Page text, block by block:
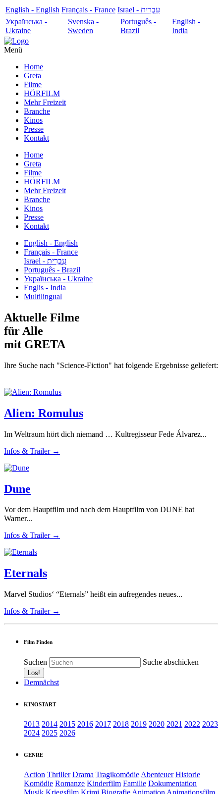
English - English Français - France
עִבְרִית - Israel
Українська -
Ukraine
Svenska -
Sweden
Português -
Brazil
English -
India
Menü
Home
Greta
Filme
HÖRFILM
Mehr Freizeit
Branche
Kinos
Presse
Kontakt
Home
Greta
Filme
HÖRFILM
Mehr Freizeit
Branche
Kinos
Presse
Kontakt
English - English
Français - France
עִבְרִית - Israel
Português - Brazil
Українська - Ukraine
Englis - India
Multilingual
Aktuelle Filme
für Alle
mit GRETA
Ihre Suche nach "Science-Fiction" hat folgende Ergebnisse geliefert:
Alien: Romulus
Im Weltraum hört dich niemand … Kultregisseur Fede Álvarez...
Infos & Trailer →
Dune
Vor dem Hauptfilm und nach dem Hauptfilm von DUNE hat
Warner...
Infos & Trailer →
Eternals
Marvel Studios‘ “Eternals” heißt ein aufregendes neues...
Infos & Trailer →
Film Finden
Suchen Suche abschicken
Demnächst
KINOSTART
2013 2014 2015 2016 2017 2018 2019 2020 2021 2022 2023
2024 2025 2026
GENRE
Action Thriller Drama Tragikomödie Abenteuer Historie
Komödie Romanze Kinderfilm Familie Dokumentation
Musik Kriegsfilm Krimi Biografie Animation Animationsfilm